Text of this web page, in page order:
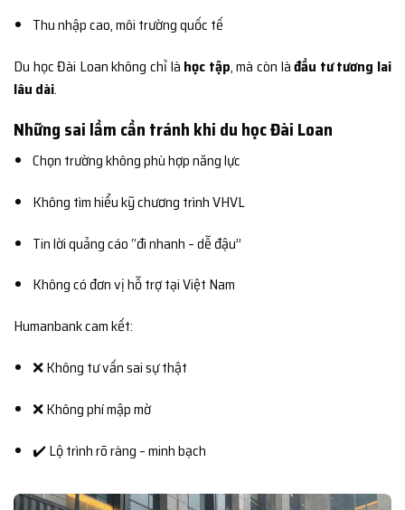
Thu nhập cao, môi trường quốc tế
Du học Đài Loan không chỉ là học tập, mà còn làđầu tư tương lai
lâu dài.
Những sai lầm cần tránh khi du học Đài Loan
Chọn trường không phù hợp năng lực
Không tìm hiểu kỹ chương trình VHVL
Tin lời quảng cáo “đi nhanh – dễ đậu”
Không có đơn vị hỗ trợ tại Việt Nam
Humanbank cam kết:
❌ Không tư vấn sai sự thật
❌ Không phí mập mờ
✔️ Lộ trình rõ ràng – minh bạch